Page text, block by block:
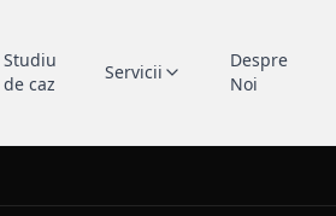
Studiu
de caz
Servicii
Despre
Noi